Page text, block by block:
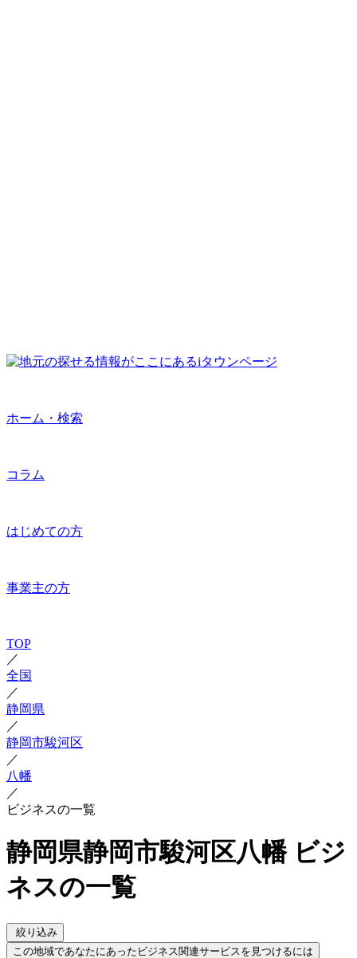
ホーム・検索
コラム
はじめての方
事業主の方
TOP
／
全国
／
静岡県
／
静岡市駿河区
／
八幡
／
ビジネスの一覧
静岡県静岡市駿河区八幡 ビジ
ネスの一覧
絞り込み
この地域であなたにあったビジネス関連サービスを見つけるには